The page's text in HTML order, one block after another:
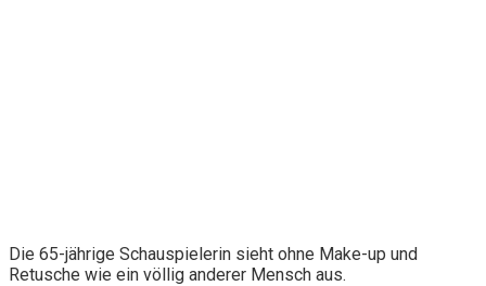
Die 65-jährige Schauspielerin sieht ohne Make-up und
Retusche wie ein völlig anderer Mensch aus.